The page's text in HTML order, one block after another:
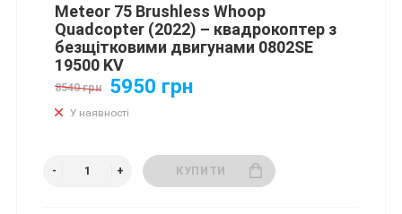
Meteor 75 Brushless Whoop
Quadcopter (2022) – квадрокоптер з
безщітковими двигунами 0802SE
19500 KV
8540 грн 5950 грн
У наявності
КУПИТИ